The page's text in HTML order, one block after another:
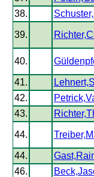
38.
39.
40.
41.
42.
43.
44.
44.
46.